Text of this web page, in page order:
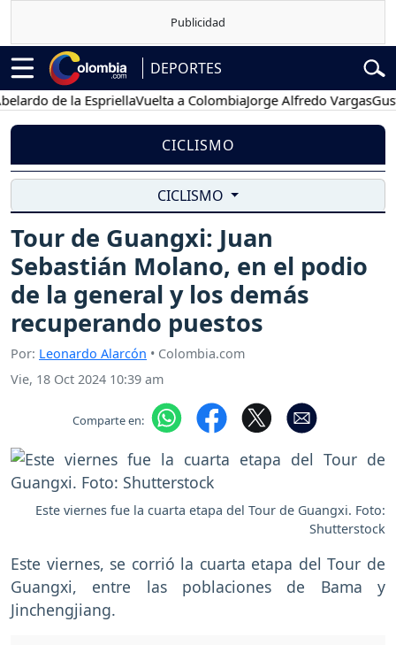
DEPORTES
de la EspriellaVuelta a ColombiaJorge Alfredo VargasGustavo
CICLISMO
CICLISMO
Tour de Guangxi: Juan
Sebastián Molano, en el podio
de la general y los demás
recuperando puestos
Por: Leonardo Alarcón • Colombia.com
Vie, 18 Oct 2024 10:39 am
Comparte en:
Este viernes fue la cuarta etapa del Tour de Guangxi. Foto:
Shutterstock
Este viernes, se corrió la cuarta etapa del Tour de
Guangxi, entre las poblaciones de Bama y
Jinchengjiang.